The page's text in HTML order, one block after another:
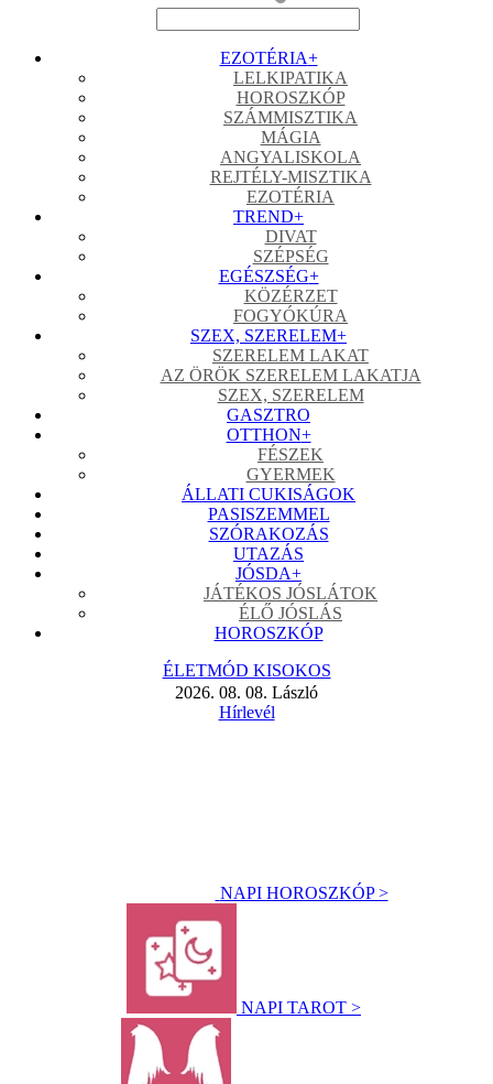
EZOTÉRIA+
LELKIPATIKA
HOROSZKÓP
SZÁMMISZTIKA
MÁGIA
ANGYALISKOLA
REJTÉLY-MISZTIKA
EZOTÉRIA
TREND+
DIVAT
SZÉPSÉG
EGÉSZSÉG+
KÖZÉRZET
FOGYÓKÚRA
SZEX, SZERELEM+
SZERELEM LAKAT
AZ ÖRÖK SZERELEM LAKATJA
SZEX, SZERELEM
GASZTRO
OTTHON+
FÉSZEK
GYERMEK
ÁLLATI CUKISÁGOK
PASISZEMMEL
SZÓRAKOZÁS
UTAZÁS
JÓSDA+
JÁTÉKOS JÓSLÁTOK
ÉLŐ JÓSLÁS
HOROSZKÓP
ÉLETMÓD KISOKOS
2026. 08. 08. László
Hírlevél
NAPI HOROSZKÓP >
NAPI TAROT >